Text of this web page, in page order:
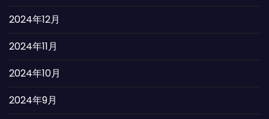
2024年12月
2024年11月
2024年10月
2024年9月